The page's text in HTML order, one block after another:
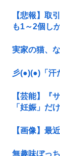
【悲報】取
も1～2個し
実家の猫、
彡(●)(●)「
【芸能】『
「妊娠」だ
【画像】最
無趣味ぼっ